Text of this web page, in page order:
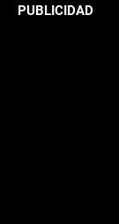
PUBLICIDAD